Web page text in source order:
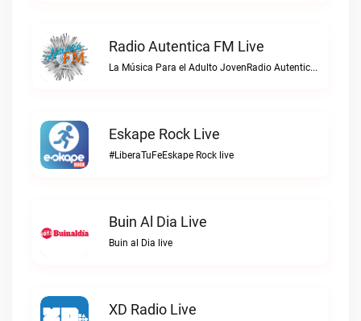
Radio Autentica FM Live
La Música Para el Adulto JovenRadio Autentica FM live
Eskape Rock Live
#LiberaTuFeEskape Rock live
Buin Al Dia Live
Buin al Dia live
XD Radio Live